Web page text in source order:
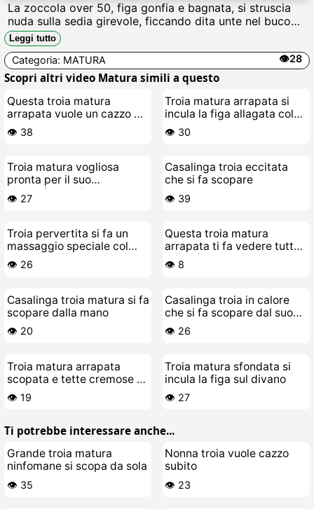
La zoccola over 50, figa gonfia e bagnata, si struscia
nuda sulla sedia girevole, ficcando dita unte nel buco
fradicio, gemendo come una puttana in calore mentre si
scopa da sola fino al schizzare Cazzo, che troia.
Leggi tutto
Categoria: MATURA 👁️28
Scopri altri video Matura simili a questo
Questa troia matura
arrapata vuole un cazzo da
scopare alla follia
👁️ 38
Troia matura arrapata si
incula la figa allagata col
vibratore
👁️ 30
Troia matura vogliosa
pronta per il suo
cazzogiocattolo
👁️ 27
Casalinga troia eccitata
che si fa scopare
👁️ 39
Troia pervertita si fa un
massaggio speciale col
cazzo
👁️ 26
Questa troia matura
arrapata ti fa vedere tutto
e di più
👁️ 8
Casalinga troia matura si fa
scopare dalla mano
👁️ 20
Casalinga troia in calore
che si fa scopare dal suo
giovane stallone
👁️ 26
Troia matura arrapata
scopata e tette cremose di
sborra
👁️ 19
Troia matura sfondata si
incula la figa sul divano
👁️ 27
Ti potrebbe interessare anche...
Grande troia matura
ninfomane si scopa da sola
👁️ 35
Nonna troia vuole cazzo
subito
👁️ 23